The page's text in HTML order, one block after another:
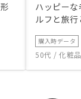
ハッピー
ルフと旅
購入時データ
50代 / 化粧